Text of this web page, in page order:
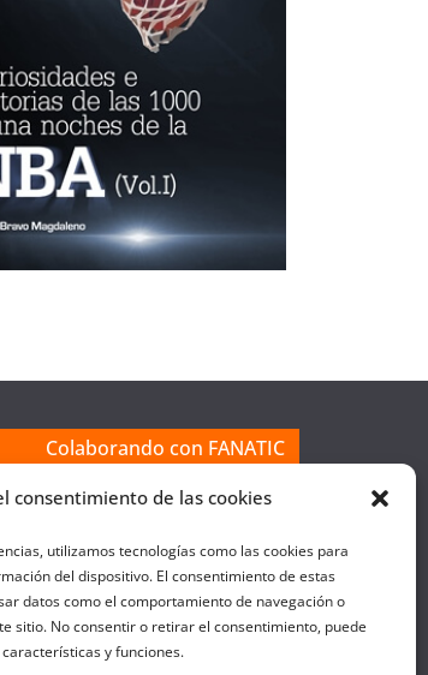
consentimiento de las cookies
utilizamos tecnologías como las cookies para
del dispositivo. El consentimiento de estas
datos como el comportamiento de navegación o
sitio. No consentir o retirar el consentimiento, puede
y funciones.
Colaborando con FANATIC